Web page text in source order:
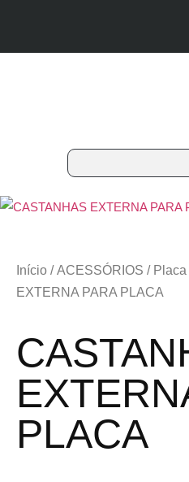
Início /ACESSÓRIOS /
EXTERNA PARA PLACA
PLACA